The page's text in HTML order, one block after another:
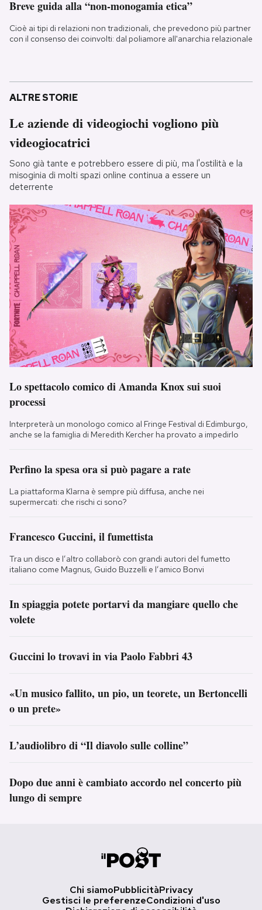
Breve guida alla “non-monogamia etica”
Cioè ai tipi di relazioni non tradizionali, che prevedono più partner
con il consenso dei coinvolti: dal poliamore all'anarchia relazionale
ALTRE STORIE
Le aziende di videogiochi vogliono più
videogiocatrici
Sono già tante e potrebbero essere di più, ma l'ostilità e la
misoginia di molti spazi online continua a essere un
deterrente
Lo spettacolo comico di Amanda Knox sui suoi
processi
Interpreterà un monologo comico al Fringe Festival di Edimburgo,
anche se la famiglia di Meredith Kercher ha provato a impedirlo
Perfino la spesa ora si può pagare a rate
La piattaforma Klarna è sempre più diffusa, anche nei
supermercati: che rischi ci sono?
Francesco Guccini, il fumettista
Tra un disco e l’altro collaborò con grandi autori del fumetto
italiano come Magnus, Guido Buzzelli e l’amico Bonvi
In spiaggia potete portarvi da mangiare quello che
volete
Guccini lo trovavi in via Paolo Fabbri 43
«Un musico fallito, un pio, un teorete, un Bertoncelli
o un prete»
L’audiolibro di “Il diavolo sulle colline”
Dopo due anni è cambiato accordo nel concerto più
lungo di sempre
Chi siamoPubblicitàPrivacy
Gestisci le preferenzeCondizioni d'uso